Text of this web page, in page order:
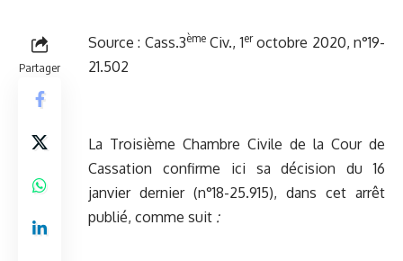
Partager
Source : Cass.3èmeCiv., 1eroctobre 2020, n°19-
21.502
La Troisième Chambre Civile de la Cour de
Cassation confirme ici sa décision du 16
janvier dernier (n°18-25.915), dans cet arrêt
publié, comme suit :